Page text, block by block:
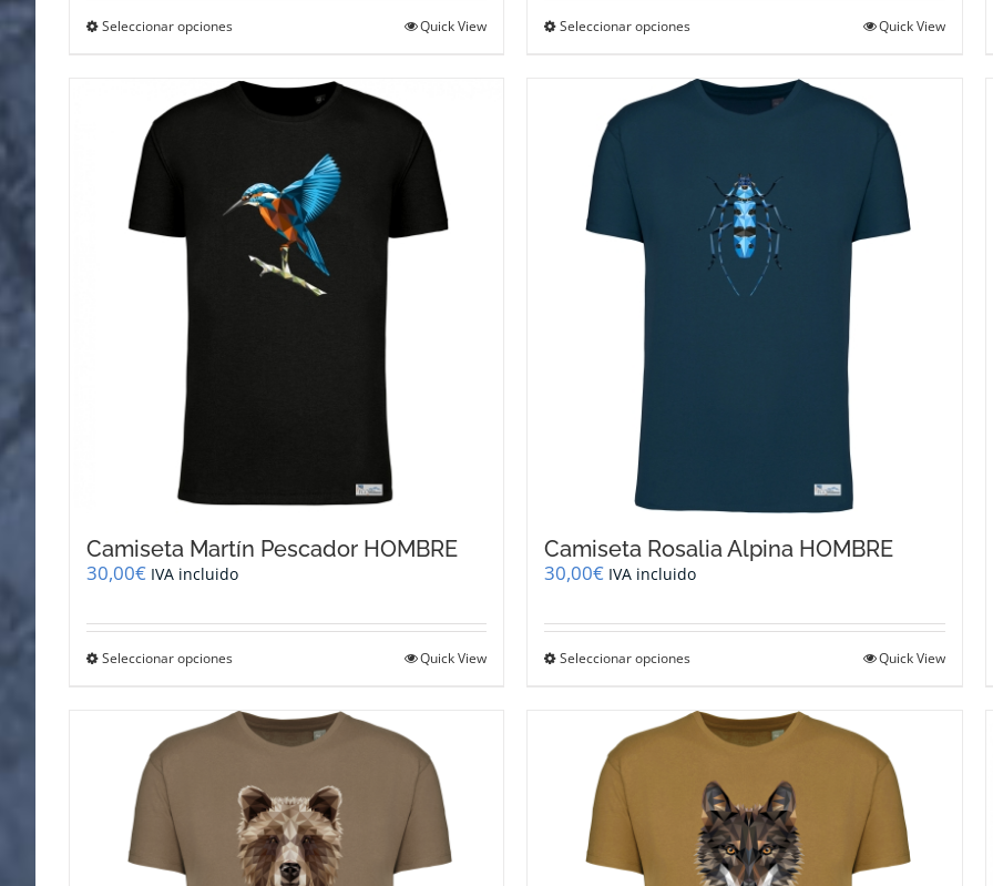
Seleccionar opciones
múltiples
variantes.
se
pueden
elegir
en
Quick View Seleccionar opciones
múltiples
variantes.
pueden
elegir
en
página
Quick View
Camiseta Martín Pescador HOMBRE
30,00€ IVA incluido
Seleccionar opciones
múltiples
variantes.
opciones
se
pueden
elegir
en
Quick View
Camiseta Rosalia Alpina HOMBRE
30,00€ IVA incluido
Seleccionar opciones
múltiples
variantes.
opciones
se
pueden
elegir
en
Quick View